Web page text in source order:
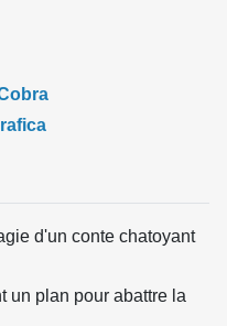
d'un conte chatoyant
un plan pour abattre la